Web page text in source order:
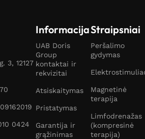
3, 12127
0424
Informacija
UAB Doris
Group
kontaktai ir
rekvizitai
Atsiskaitymas
Pristatymas
Garantija ir
grąžinimas
Straipsniai
Peršalimo
gydymas
Magnetinė
terapija
Limfodrenažas
(kompresinė
terapija)